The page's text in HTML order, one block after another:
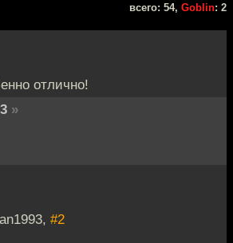
всего: 54, Goblin: 2
отлично!
»
#2